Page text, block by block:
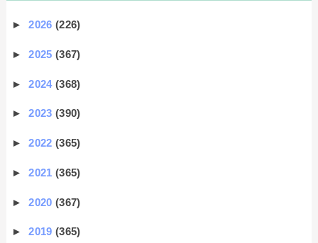
►2026(226)
►2025(367)
►2024(368)
►2023(390)
►2022(365)
►2021(365)
►2020(367)
►2019(365)